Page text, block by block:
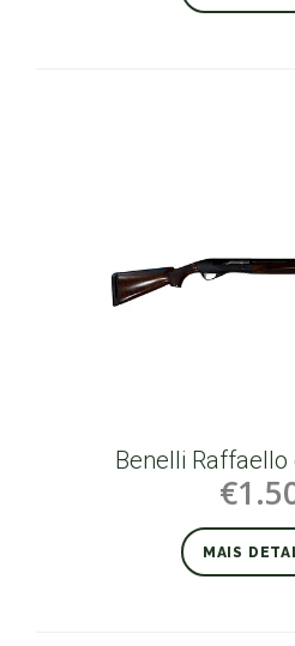
Benelli
MAIS